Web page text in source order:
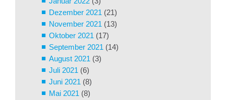
Dezember 2021 (21)
November 2021 (13)
Oktober 2021 (17)
September 2021 (14)
August 2021 (3)
Juli 2021 (6)
Juni 2021 (8)
Mai 2021 (8)